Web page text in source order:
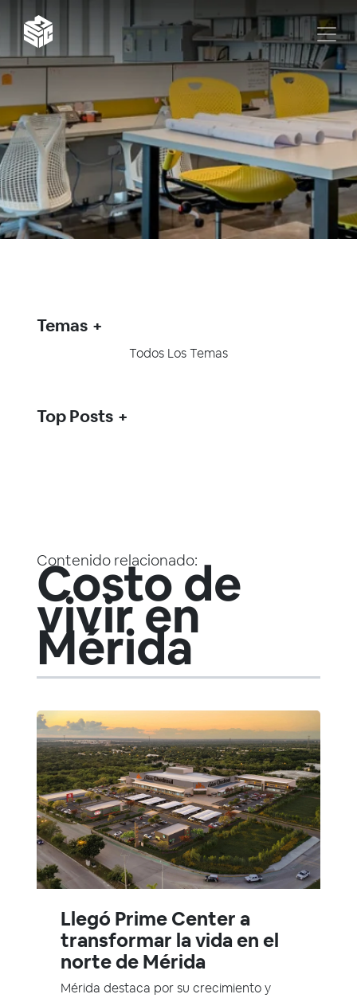
Contenido relacionado:
Costo de
vivir en
Mérida
Llegó Prime Center a
transformar la vida en el
norte de Mérida
Mérida destaca por su crecimiento y
Temas
Todos Los Temas
Top Posts